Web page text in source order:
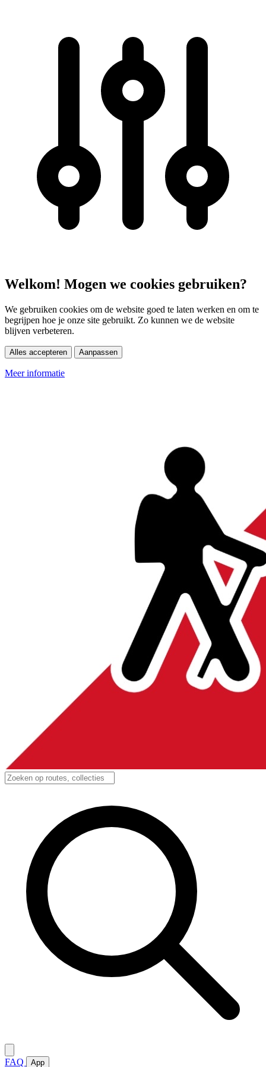
Welkom! Mogen we cookies gebruiken?
We gebruiken cookies om de website goed te laten werken en om te
begrijpen hoe je onze site gebruikt. Zo kunnen we de website
blijven verbeteren.
Alles accepteren Aanpassen
Meer informatie
FAQ App